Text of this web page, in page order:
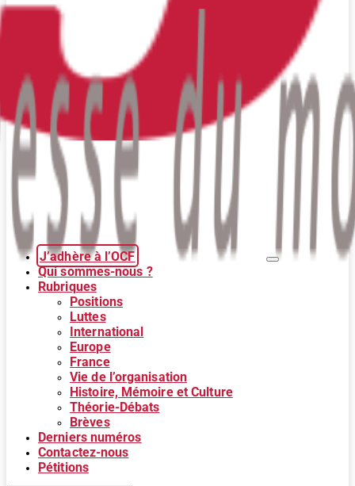
J’adhère à l’OCF
Qui sommes-nous ?
Rubriques
Positions
Luttes
International
Europe
France
Vie de l’organisation
Histoire, Mémoire et Culture
Théorie-Débats
Brèves
Derniers numéros
Contactez-nous
Pétitions